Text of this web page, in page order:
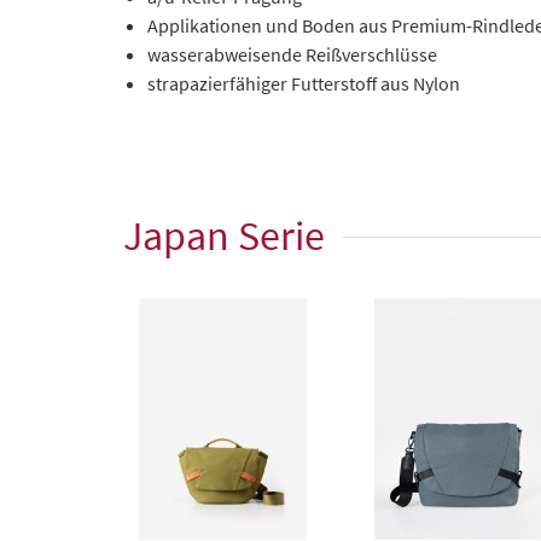
Applikationen und Boden aus Premium-
wasserabweisende Reißverschlüsse
strapazierfähiger Futterstoff aus Nylon
Japan Serie